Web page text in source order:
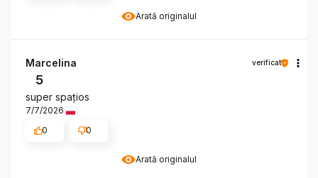
Arată originalul
Arată originalul
Marcelina verificat
5
super spațios
7/7/2026
0
0